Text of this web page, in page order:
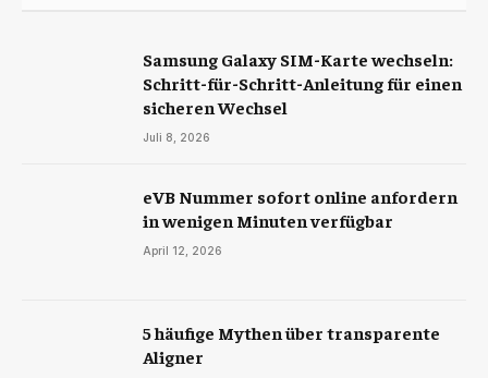
Samsung Galaxy SIM-Karte wechseln:
Schritt-für-Schritt-Anleitung für einen
sicheren Wechsel
Juli 8, 2026
eVB Nummer sofort online anfordern
in wenigen Minuten verfügbar
April 12, 2026
5 häufige Mythen über transparente
Aligner